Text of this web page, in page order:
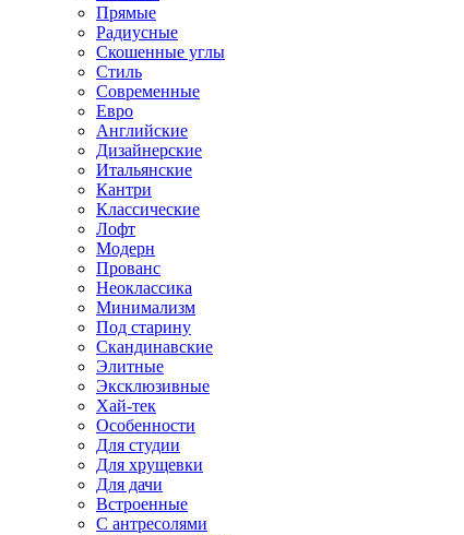
Прямые
Радиусные
Скошенные углы
Стиль
Современные
Евро
Английские
Дизайнерские
Итальянские
Кантри
Классические
Лофт
Модерн
Прованс
Неоклассика
Минимализм
Под старину
Скандинавские
Элитные
Эксклюзивные
Хай-тек
Особенности
Для студии
Для хрущевки
Для дачи
Встроенные
С антресолями